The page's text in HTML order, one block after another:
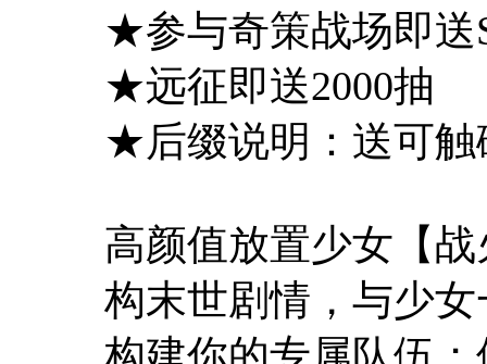
★参与奇策战场即送
★远征即送2000抽
★后缀说明：送可触
高颜值放置少女【
构末世剧情，与少